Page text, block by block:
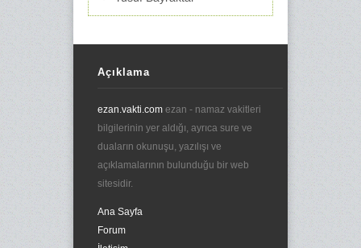
Açıklama
ezan.vakti.com ezan - namaz vakitleri
bilgilerinin yer aldığı, ayrıca sure ve
duaların okunuşu, yazılışı ve
açıklamalarının bulunduğu bir web
sitesidir.
Ana Sayfa
Forum